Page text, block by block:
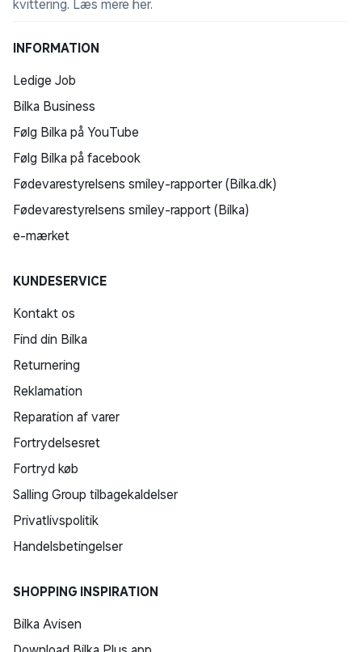
kvittering. Læs mere her.
INFORMATION
Ledige Job
Bilka Business
Følg Bilka på YouTube
Følg Bilka på facebook
Fødevarestyrelsens smiley-rapporter (Bilka.dk)
Fødevarestyrelsens smiley-rapport (Bilka)
e-mærket
KUNDESERVICE
Kontakt os
Find din Bilka
Returnering
Reklamation
Reparation af varer
Fortrydelsesret
Fortryd køb
Salling Group tilbagekaldelser
Privatlivspolitik
Handelsbetingelser
SHOPPING INSPIRATION
Bilka Avisen